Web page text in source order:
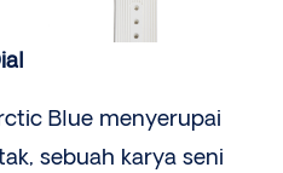
Blue menyerupai
sebuah karya seni